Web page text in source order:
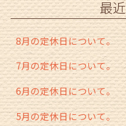
o
k
最
8月の定休日について。
7月の定休日について。
6月の定休日について。
5月の定休日について。